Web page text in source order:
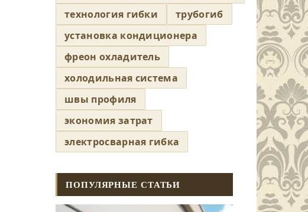
технология гибки
трубогиб
установка кондиционера
фреон охладитель
холодильная система
швы профиля
экономия затрат
электросварная гибка
ПОПУЛЯРНЫЕ СТАТЬИ